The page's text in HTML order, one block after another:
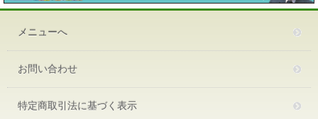
メニューへ
お問い合わせ
特定商取引法に基づく表示